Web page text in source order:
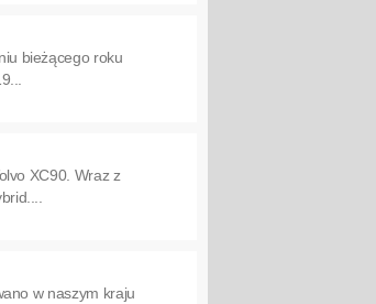
bieżącego roku
XC90. Wraz z
w naszym kraju